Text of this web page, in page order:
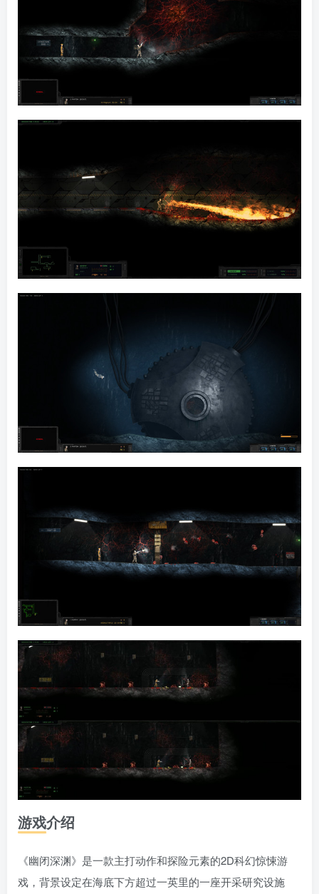
游戏介绍
《幽闭深渊》是一款主打动作和探险元素的2D科幻惊悚游
戏，背景设定在海底下方超过一英里的一座开采研究设施